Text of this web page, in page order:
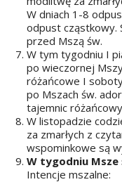
W dniach 1-8
odpust cząstkowy.
przed Mszą św.
W tym tygodniu I
po wieczornej
różańcowe I
po Mszach św.
tajemnic
W listopadzie
za zmarłych z
wspominkowe są
W tygodniu Msze
Intencje mszalne: